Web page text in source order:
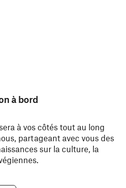
à bord
à vos côtés tout au long
partageant avec vous des
sur la culture, la